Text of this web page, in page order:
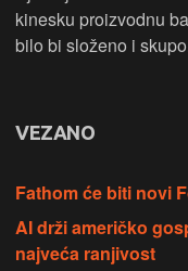
kinesku proizvodnu
bilo bi složeno i
VEZANO
Fathom će biti novi
AI drži američko
najveća ranjivost